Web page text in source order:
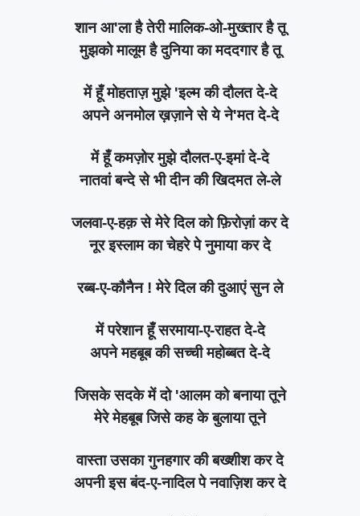
शान आ'ला है तेरी मालिक-ओ-मुख्तार है तू
मुझको मालूम है दुनिया का मददगार है तू
में हूँ मोहताज़ मुझे 'इल्म की दौलत दे-दे
अपने अनमोल ख़ज़ाने से ये ने'मत दे-दे
में हूँ कमज़ोर मुझे दौलत-ए-इमां दे-दे
नातवां बन्दे से भी दीन की खिदमत ले-ले
जलवा-ए-हक़ से मेरे दिल को फ़िरोज़ां कर दे
नूर इस्लाम का चेहरे पे नुमाया कर दे
रब्ब-ए-कौनैन ! मेरे दिल की दुआएं सुन ले
में परेशान हूँ सरमाया-ए-राहत दे-दे
अपने महबूब की सच्ची महोब्बत दे-दे
जिसके सदके में दो 'आलम को बनाया तूने
मेरे मेहबूब जिसे कह के बुलाया तूने
वास्ता उसका गुनहगार की बख्शीश कर दे
अपनी इस बंद-ए-नादिल पे नवाज़िश कर दे